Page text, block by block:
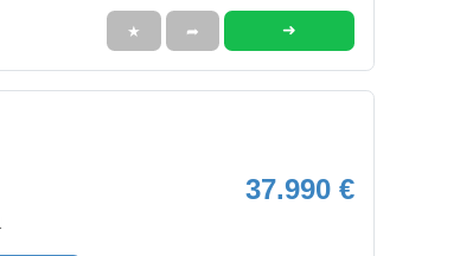
★ ➦ ➜
37.990 €